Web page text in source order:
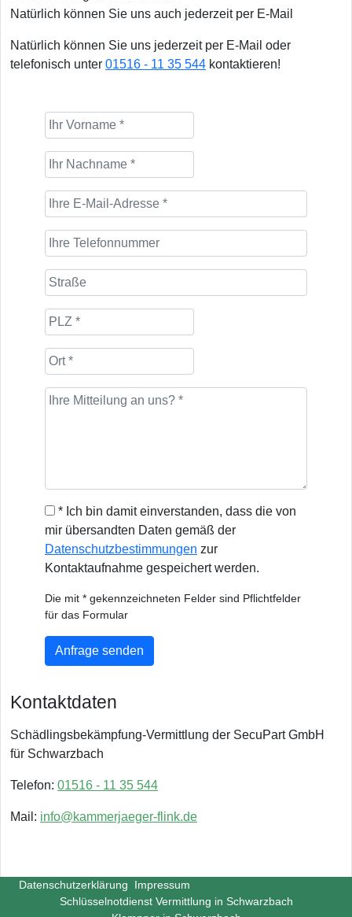
Natürlich können Sie uns auch jederzeit per E-Mail
Natürlich können Sie uns jederzeit per E-Mail oder
telefonisch unter 01516 - 11 35 544 kontaktieren!
* Ich bin damit einverstanden, dass die von
mir übersandten Daten gemäß der
Datenschutzbestimmungen zur
Kontaktaufnahme gespeichert werden.
Die mit * gekennzeichneten Felder sind Pflichtfelder
für das Formular
Anfrage senden
Kontaktdaten
Schädlingsbekämpfung-Vermittlung der SecuPart GmbH
für Schwarzbach
Telefon: 01516 - 11 35 544
Mail: info@kammerjaeger-flink.de
Datenschutzerklärung
Impressum
Schlüsselnotdienst Vermittlung in Schwarzbach